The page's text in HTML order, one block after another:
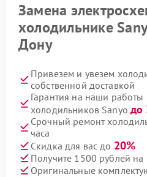
Замена
холодильнике
Дону
Привезем и увезем
собственной доставкой
Гарантия на наши работы
холодильников Sanyoдо
Срочный ремонт
часа
Скидка для вас до 20%
Получите 1500 рублей на
Оригинальные